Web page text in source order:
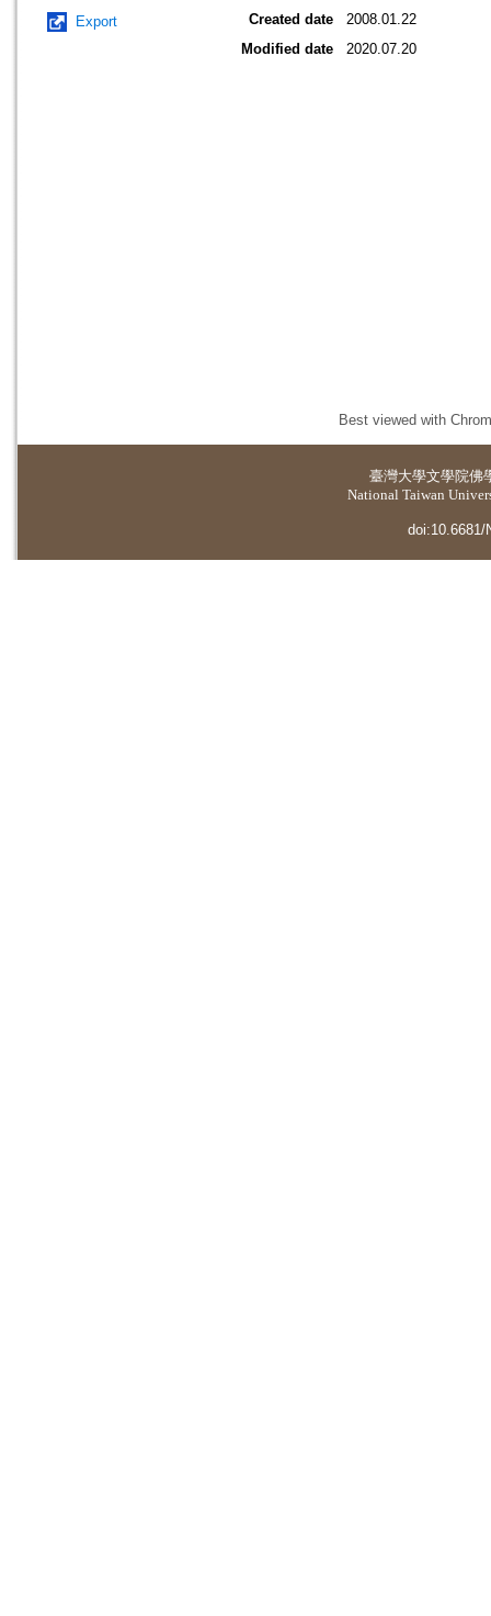
Export
Created date
2008.01.22
Modified date
2020.07.20
Best viewed with
臺灣大學文學院佛
National Taiwan
doi:10.6681/